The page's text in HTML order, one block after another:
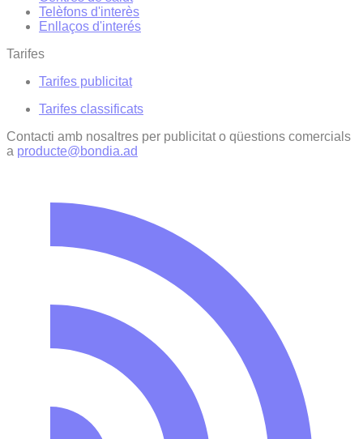
Telèfons d'interès
Enllaços d'interés
Tarifes
Tarifes publicitat
Tarifes classificats
Contacti amb nosaltres per publicitat o qüestions comercials
a producte@bondia.ad